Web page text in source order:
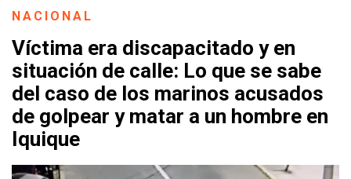
NACIONAL
Víctima era discapacitado y en
situación de calle: Lo que se sabe
del caso de los marinos acusados
de golpear y matar a un hombre en
Iquique